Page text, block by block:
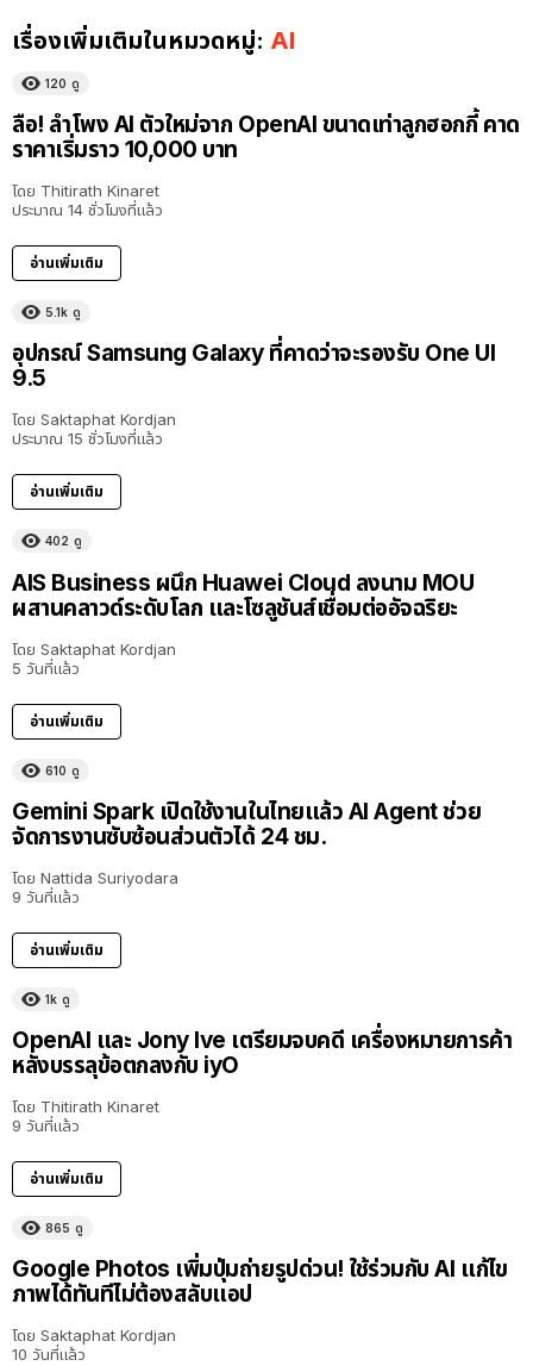
เรื่องเพิ่มเติมในหมวดหมู่: AI
120 ดู
ลือ! ลำโพง AI ตัวใหม่จาก OpenAI ขนาดเท่าลูกฮอกกี้ คาด
ราคาเริ่มราว 10,000 บาท
โดย Thitirath Kinaret
ประมาณ 14 ชั่วโมงที่แล้ว
อ่านเพิ่มเติม
5.1k ดู
อุปกรณ์ Samsung Galaxy ที่คาดว่าจะรองรับ One UI
9.5
โดย Saktaphat Kordjan
ประมาณ 15 ชั่วโมงที่แล้ว
อ่านเพิ่มเติม
402 ดู
AIS Business ผนึก Huawei Cloud ลงนาม MOU
ผสานคลาวด์ระดับโลก และโซลูชันส์เชื่อมต่ออัจฉริยะ
โดย Saktaphat Kordjan
5 วันที่แล้ว
อ่านเพิ่มเติม
610 ดู
Gemini Spark เปิดใช้งานในไทยแล้ว AI Agent ช่วย
จัดการงานซับซ้อนส่วนตัวได้ 24 ชม.
โดย Nattida Suriyodara
9 วันที่แล้ว
อ่านเพิ่มเติม
1k ดู
OpenAI และ Jony Ive เตรียมจบคดี เครื่องหมายการค้า
หลังบรรลุข้อตกลงกับ iyO
โดย Thitirath Kinaret
9 วันที่แล้ว
อ่านเพิ่มเติม
865 ดู
Google Photos เพิ่มปุ่มถ่ายรูปด่วน! ใช้ร่วมกับ AI แก้ไข
ภาพได้ทันทีไม่ต้องสลับแอป
โดย Saktaphat Kordjan
10 วันที่แล้ว